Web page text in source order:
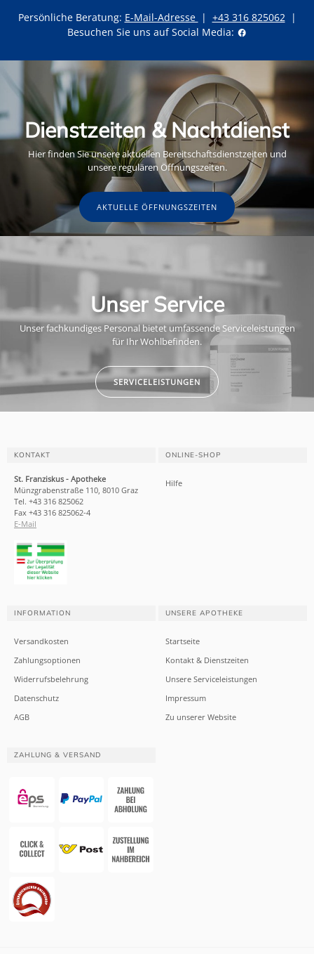
Persönliche Beratung: E-Mail-Adresse | +43 316 825062|
Besuchen Sie uns auf Social Media:
Dienstzeiten & Nachtdienst
Hier finden Sie unsere aktuellen Bereitschaftsdienstzeiten und
unsere regulären Öffnungszeiten.
AKTUELLE ÖFFNUNGSZEITEN
Unser Service
Unser fachkundiges Personal bietet umfassende Serviceleistungen
für Ihr Wohlbefinden.
SERVICELEISTUNGEN
KONTAKT
St. Franziskus - Apotheke
Münzgrabenstraße 110, 8010 Graz
Tel. +43 316 825062
Fax +43 316 825062-4
E-Mail
ONLINE-SHOP
Hilfe
INFORMATION
Versandkosten
Zahlungsoptionen
Widerrufsbelehrung
Datenschutz
AGB
UNSERE APOTHEKE
Startseite
Kontakt & Dienstzeiten
Unsere Serviceleistungen
Impressum
Zu unserer Website
ZAHLUNG & VERSAND